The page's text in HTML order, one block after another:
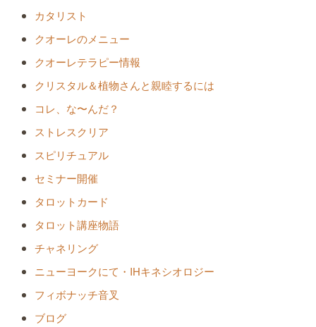
カタリスト
クオーレのメニュー
クオーレテラピー情報
クリスタル＆植物さんと親睦するには
コレ、な〜んだ？
ストレスクリア
スピリチュアル
セミナー開催
タロットカード
タロット講座物語
チャネリング
ニューヨークにて・IHキネシオロジー
フィボナッチ音叉
ブログ